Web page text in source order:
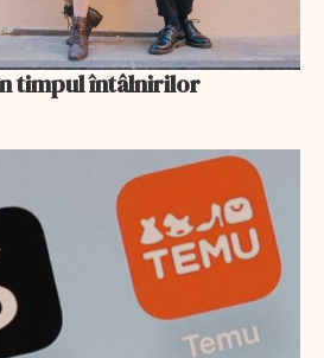
timpul întâlnirilor